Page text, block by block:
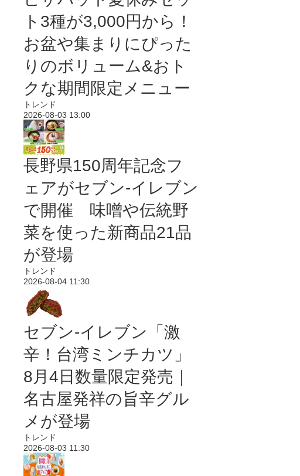
ト3種が3,000円から！
お盆や集まりにぴった
りのボリューム&おト
クな期間限定メニュー
トレンド
2026-08-03 13:00
長野県150周年記念フ
ェアがセブン-イレブン
で開催 味噌や伝統野
菜を使った新商品21品
が登場
トレンド
2026-08-04 11:30
セブン-イレブン「激
辛！台湾ミンチカツ」
8月4日数量限定発売｜
名古屋発祥の旨辛グル
メが登場
トレンド
2026-08-03 11:30